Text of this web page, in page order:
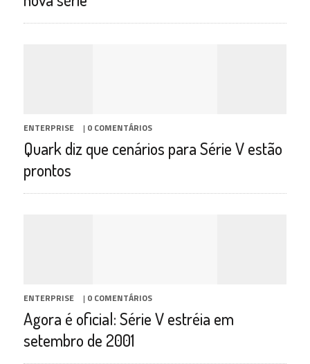
ENTERPRISE | 0 COMENTÁRIOS
Quark diz que cenários para Série V estão
prontos
ENTERPRISE | 0 COMENTÁRIOS
Agora é oficial: Série V estréia em
setembro de 2001